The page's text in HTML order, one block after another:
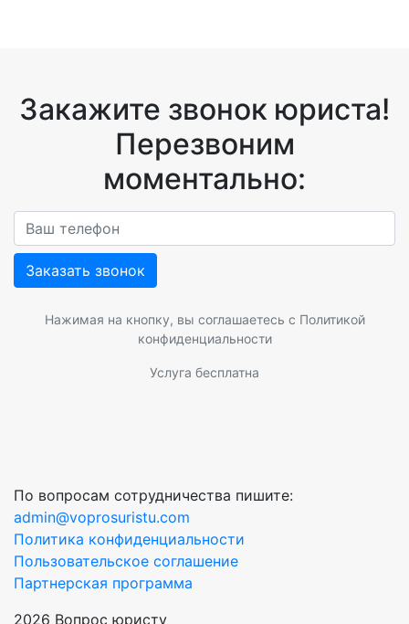
Закажите звонок юриста!
Перезвоним
моментально:
Заказать звонок
Нажимая на кнопку, вы соглашаетесь с Политикой
конфиденциальности
Услуга бесплатна
По вопросам сотрудничества пишите:
admin@voprosuristu.com
Политика конфиденциальности
Пользовательское соглашение
Партнерская программа
2026 Вопрос юристу